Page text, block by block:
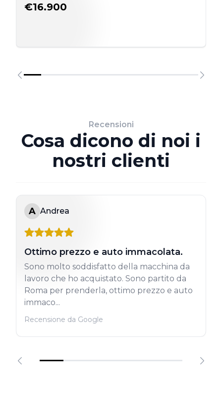
€16.900
Recensioni
Cosa dicono di noi i
nostri clienti
A Andrea
Ottimo prezzo e auto immacolata.
Sono molto soddisfatto della macchina da
lavoro che ho acquistato. Sono partito da
Roma per prenderla, ottimo prezzo e auto
immaco...
Recensione da Google